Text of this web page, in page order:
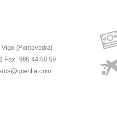
(Pontevedra)
Fax: 986 44 60 59